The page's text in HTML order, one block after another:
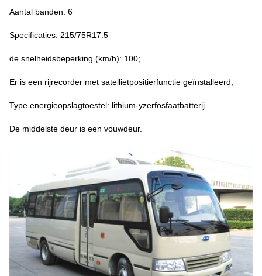
Aantal banden: 6
Specificaties: 215/75R17.5
de snelheidsbeperking (km/h): 100;
Er is een rijrecorder met satellietpositierfunctie geïnstalleerd;
Type energieopslagtoestel: lithium-yzerfosfaatbatterij.
De middelste deur is een vouwdeur.